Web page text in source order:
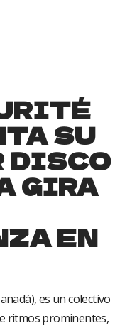
SU
DISCO
GIRA
EN
es un colectivo
ritmos prominentes,